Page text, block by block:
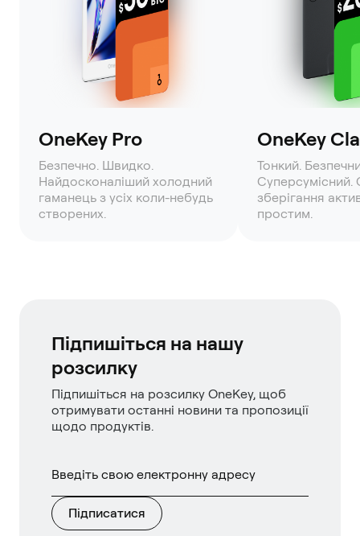
OneKey Pro
Безпечно. Швидко.
Найдосконаліший холодний
гаманець з усіх коли-небудь
створених.
OneKey
Тонкий.
Суперсумісний.
зберігання
простим.
Підпишіться на нашу
розсилку
Підпишіться на розсилку OneKey, щоб
отримувати останні новини та пропозиції
щодо продуктів.
Підписатися